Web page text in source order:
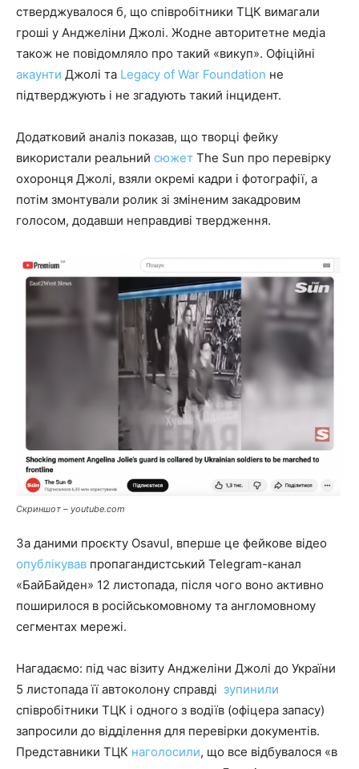
стверджувалося б, що співробітники ТЦК вимагали
гроші у Анджеліни Джолі. Жодне авторитетне медіа
також не повідомляло про такий «викуп». Офіційні
акаунти Джолі та Legacy of War Foundation не
підтверджують і не згадують такий інцидент.
Додатковий аналіз показав, що творці фейку
використали реальний сюжет The Sun про перевірку
охоронця Джолі, взяли окремі кадри і фотографії, а
потім змонтували ролик зі зміненим закадровим
голосом, додавши неправдиві твердження.
Скриншот – youtube.com
За даними проєкту Osavul, вперше це фейкове відео
опублікував пропагандистський Telegram-канал
«БайБайден» 12 листопада, після чого воно активно
поширилося в російськомовному та англомовному
сегментах мережі.
Нагадаємо: під час візиту Анджеліни Джолі до України
5 листопада її автоколону справді зупинили
співробітники ТЦК і одного з водіїв (офіцера запасу)
запросили до відділення для перевірки документів.
Представники ТЦК наголосили, що все відбувалося «в